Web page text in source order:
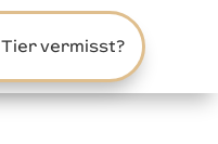
Tier vermisst?